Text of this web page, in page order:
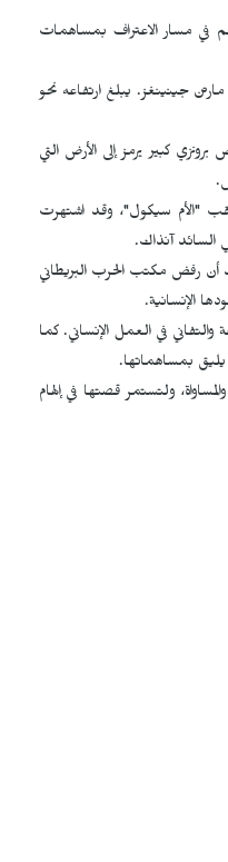
في مسار الاعتراف بمساهمات
جينينغز. يبلغ ارتفاعه نحو
كبير يرمز إلى الأرض التي
وعرفت بلقب "الأم سيكول"، وقد اشتهرت
السائد آنذاك.
1854 بالقرب من خطوط القتال، بعد أن رفض مكتب الحرب البريطاني
الإنسانية.
في العمل الإنساني. كما
والمساواة، ولتستمر قصتها في إلهام